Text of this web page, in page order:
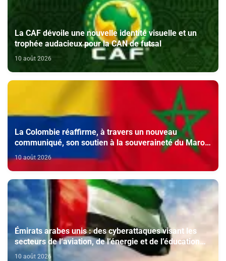
La CAF dévoile une nouvelle identité visuelle et un
trophée audacieux pour la CAN de futsal
10 août 2026
La Colombie réaffirme, à travers un nouveau
communiqué, son soutien à la souveraineté du Maroc
sur le Sahara, le gel de sa reconnaissance de la
pseudo "rasd" et son appui au Royaume au Conseil de
10 août 2026
Émirats arabes unis : des cyberattaques visant les
secteurs de l’aviation, de l’énergie et de l’éducation
déjouées
10 août 2026